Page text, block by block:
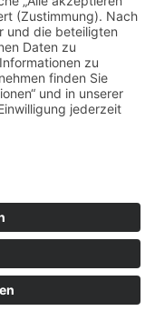
zzgl.
wenn